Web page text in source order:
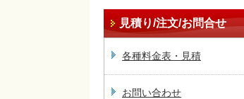
見積り/注文/お問合せ
各種料金表・見積
お問い合わせ